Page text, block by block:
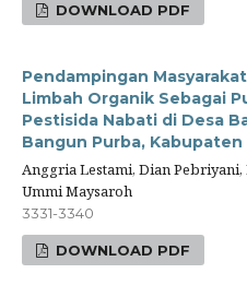
DOWNLOAD PDF
Pendampingan
Limbah Organik Sebagai
Pestisida Nabati di Desa
Bangun Purba,
Anggria Lestami, Dian
Ummi Maysaroh
3331-3340
DOWNLOAD PDF